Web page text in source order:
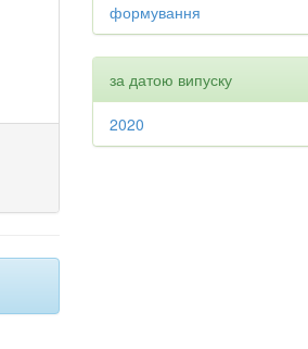
формування
за датою випуску
2020